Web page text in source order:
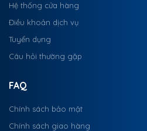
Hệ thống cửa hàng
Điều khoản dịch vụ
Tuyển dụng
Câu hỏi thường gặp
FAQ
Chính sách bảo mật
Chính sách giao hàng